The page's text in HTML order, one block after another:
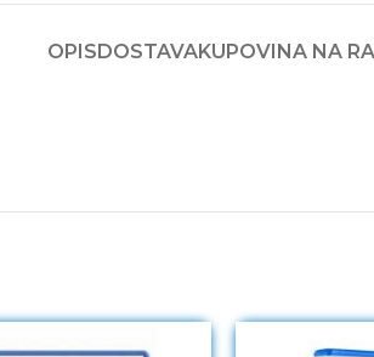
OPISDOSTAVAKUPOVINA NA